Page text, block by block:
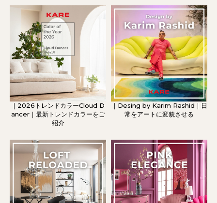
｜2026トレンドカラーCloud D
ancer｜最新トレンドカラーをご
紹介
｜Desing by Karim Rashid｜日
常をアートに変貌させる